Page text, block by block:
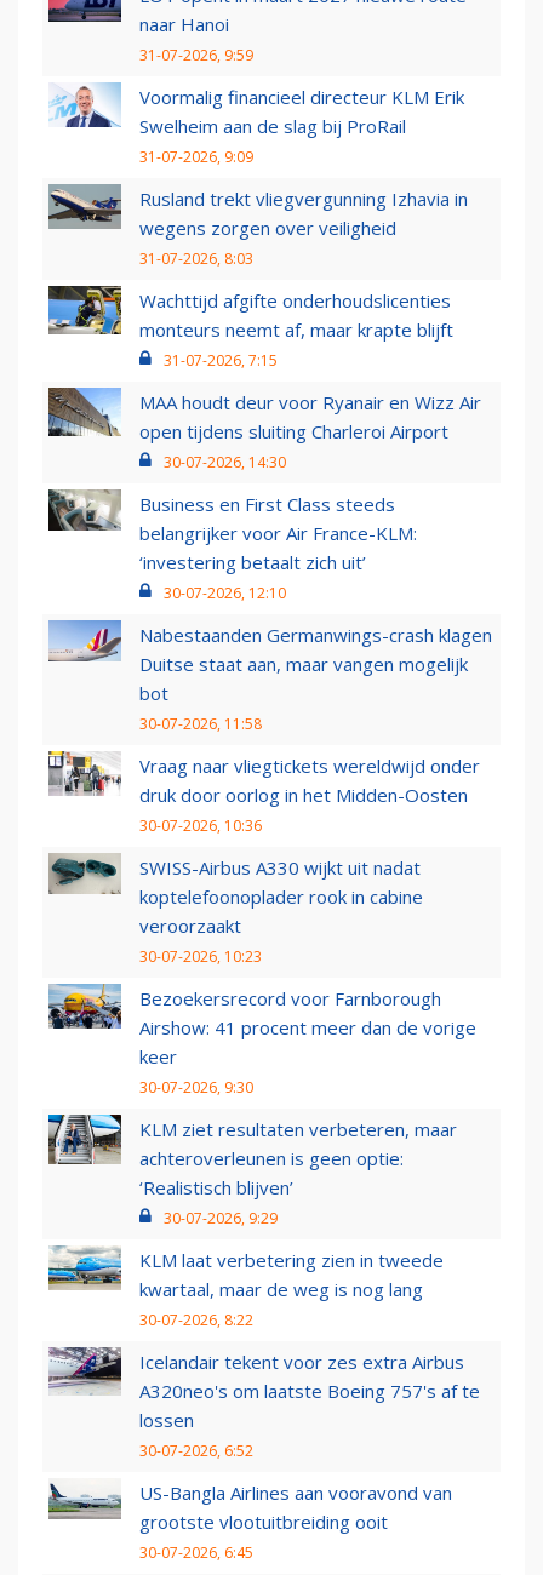
naar Hanoi
31-07-2026, 9:59
Voormalig financieel directeur KLM Erik
Swelheim aan de slag bij ProRail
31-07-2026, 9:09
Rusland trekt vliegvergunning Izhavia in
wegens zorgen over veiligheid
31-07-2026, 8:03
Wachttijd afgifte onderhoudslicenties
monteurs neemt af, maar krapte blijft
31-07-2026, 7:15
MAA houdt deur voor Ryanair en Wizz Air
open tijdens sluiting Charleroi Airport
30-07-2026, 14:30
Business en First Class steeds
belangrijker voor Air France-KLM:
‘investering betaalt zich uit’
30-07-2026, 12:10
Nabestaanden Germanwings-crash klagen
Duitse staat aan, maar vangen mogelijk
bot
30-07-2026, 11:58
Vraag naar vliegtickets wereldwijd onder
druk door oorlog in het Midden-Oosten
30-07-2026, 10:36
SWISS-Airbus A330 wijkt uit nadat
koptelefoonoplader rook in cabine
veroorzaakt
30-07-2026, 10:23
Bezoekersrecord voor Farnborough
Airshow: 41 procent meer dan de vorige
keer
30-07-2026, 9:30
KLM ziet resultaten verbeteren, maar
achteroverleunen is geen optie:
‘Realistisch blijven’
30-07-2026, 9:29
KLM laat verbetering zien in tweede
kwartaal, maar de weg is nog lang
30-07-2026, 8:22
Icelandair tekent voor zes extra Airbus
A320neo's om laatste Boeing 757's af te
lossen
30-07-2026, 6:52
US-Bangla Airlines aan vooravond van
grootste vlootuitbreiding ooit
30-07-2026, 6:45